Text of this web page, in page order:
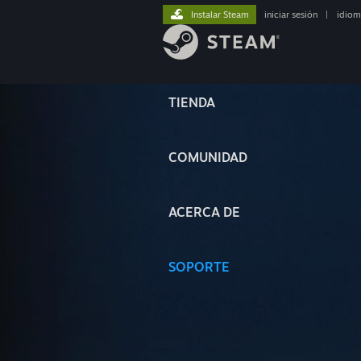
TIENDA
COMUNIDAD
ACERCA DE
SOPORTE
Instalar Steam iniciar sesión